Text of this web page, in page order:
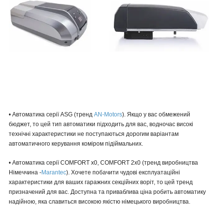
• Автоматика серії ASG (тренд AN-Motors). Якщо у вас обмежений
бюджет, то цей тип автоматики підходить для вас, водночас високі
технічні характеристики не поступаються дорогим варіантам
автоматичного керування коміром підіймальних.
• Автоматика серії COMFORT х0, COMFORT 2x0 (тренд виробництва
Німеччина -Marantec). Хочете побачити чудові експлуатаційні
характеристики для ваших гаражних секційних воріт, то цей тренд
призначений для вас. Доступна та приваблива ціна робить автоматику
надійною, яка славиться високою якістю німецького виробництва.